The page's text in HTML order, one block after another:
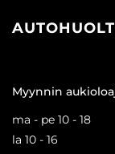
Myynnin
ma - pe 10 - 18
la 10 - 16